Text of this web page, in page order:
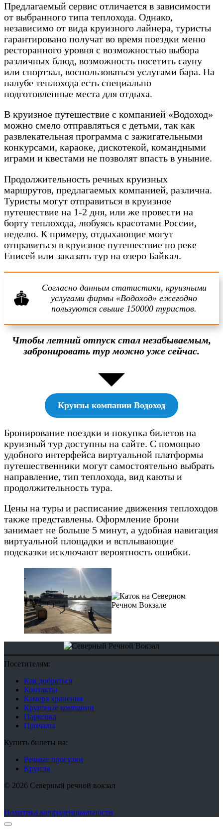
Предлагаемый сервис отличается в зависимости
от выбранного типа теплохода. Однако,
независимо от вида круизного лайнера, туристы
гарантировано получат во время поездки меню
ресторанного уровня с возможностью выбора
различных блюд, возможность посетить сауну
или спортзал, воспользоваться услугами бара. На
палубе теплохода есть специально
подготовленные места для отдыха.
В круизное путешествие с компанией «Водоход»
можно смело отправляться с детьми, так как
развлекательная программа с зажигательными
конкурсами, караоке, дискотекой, командными
играми и квестами не позволят впасть в уныние.
Продолжительность речных круизных
маршрутов, предлагаемых компанией, различна.
Туристы могут отправиться в круизное
путешествие на 1-2 дня, или же провести на
борту теплохода, любуясь красотами России,
неделю. К примеру, отдыхающие могут
отправиться в круизное путешествие по реке
Енисей или заказать тур на озеро Байкал.
Согласно данным статистики, круизными
услугами фирмы «Водоход» ежегодно
пользуются свыше 150000 туристов.
Чтобы летний отпуск стал незабываемым,
забронировать тур можно уже сейчас.
Круизы компании Водоход
Бронирование поездки и покупка билетов на
круизный тур доступны на сайте. С помощью
удобного интерфейса виртуальной платформы
путешественники могут самостоятельно выбрать
направление, тип теплохода, вид каюты и
продолжительность тура.
Цены на туры и расписание движения теплоходов
также представлены. Оформление брони
занимает не больше 5 минут, а удобная навигация
виртуальной площадки и всплывающие
подсказки исключают вероятность ошибки.
Посетителям:
Как добраться
Контакты
Камера хранения
Круизные компании
Парковка
Причалы
Купить билеты на:
Речные прогулки
Круизы
© 2026 Северный речной вокзал
Политика конфиденциальности